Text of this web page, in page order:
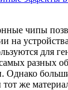
чипы
на
для
разных
Однако
же